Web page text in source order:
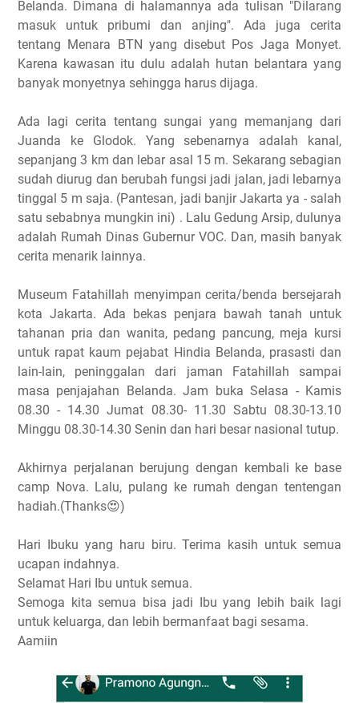
Belanda. Dimana di halamannya ada tulisan "Dilarang
masuk untuk pribumi dan anjing". Ada juga cerita
tentang Menara BTN yang disebut Pos Jaga Monyet.
Karena kawasan itu dulu adalah hutan belantara yang
banyak monyetnya sehingga harus dijaga.
Ada lagi cerita tentang sungai yang memanjang dari
Juanda ke Glodok. Yang sebenarnya adalah kanal,
sepanjang 3 km dan lebar asal 15 m. Sekarang sebagian
sudah diurug dan berubah fungsi jadi jalan, jadi lebarnya
tinggal 5 m saja. (Pantesan, jadi banjir Jakarta ya - salah
satu sebabnya mungkin ini) . Lalu Gedung Arsip, dulunya
adalah Rumah Dinas Gubernur VOC. Dan, masih banyak
cerita menarik lainnya.
Museum Fatahillah menyimpan cerita/benda bersejarah
kota Jakarta. Ada bekas penjara bawah tanah untuk
tahanan pria dan wanita, pedang pancung, meja kursi
untuk rapat kaum pejabat Hindia Belanda, prasasti dan
lain-lain, peninggalan dari jaman Fatahillah sampai
masa penjajahan Belanda. Jam buka Selasa - Kamis
08.30 - 14.30 Jumat 08.30- 11.30 Sabtu 08.30-13.10
Minggu 08.30-14.30 Senin dan hari besar nasional tutup.
Akhirnya perjalanan berujung dengan kembali ke base
camp Nova. Lalu, pulang ke rumah dengan tentengan
hadiah.(Thanks😍)
Hari Ibuku yang haru biru. Terima kasih untuk semua
ucapan indahnya.
Selamat Hari Ibu untuk semua.
Semoga kita semua bisa jadi Ibu yang lebih baik lagi
untuk keluarga, dan lebih bermanfaat bagi sesama.
Aamiin